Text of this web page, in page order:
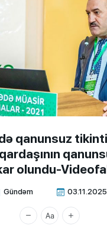
qanunsuz
olundu-
Gündəm 03.11.2025
Xalq.Online